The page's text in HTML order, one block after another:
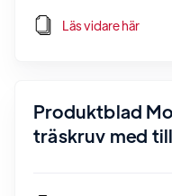
Läs vidare här
Produktblad
träskruv med